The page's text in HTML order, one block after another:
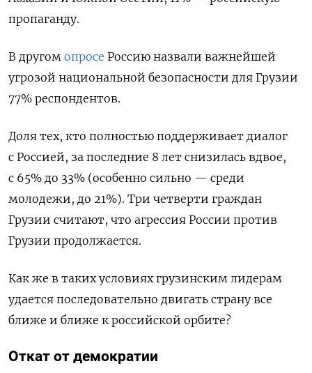
пропаганду.
В другом опросе Россию назвали важнейшей
угрозой национальной безопасности для Грузии
77% респондентов.
Доля тех, кто полностью поддерживает диалог
с Россией, за последние 8 лет снизилась вдвое,
с 65% до 33% (особенно сильно — среди
молодежи, до 21%). Три четверти граждан
Грузии считают, что агрессия России против
Грузии продолжается.
Как же в таких условиях грузинским лидерам
удается последовательно двигать страну все
ближе и ближе к российской орбите?
Откат от демократии